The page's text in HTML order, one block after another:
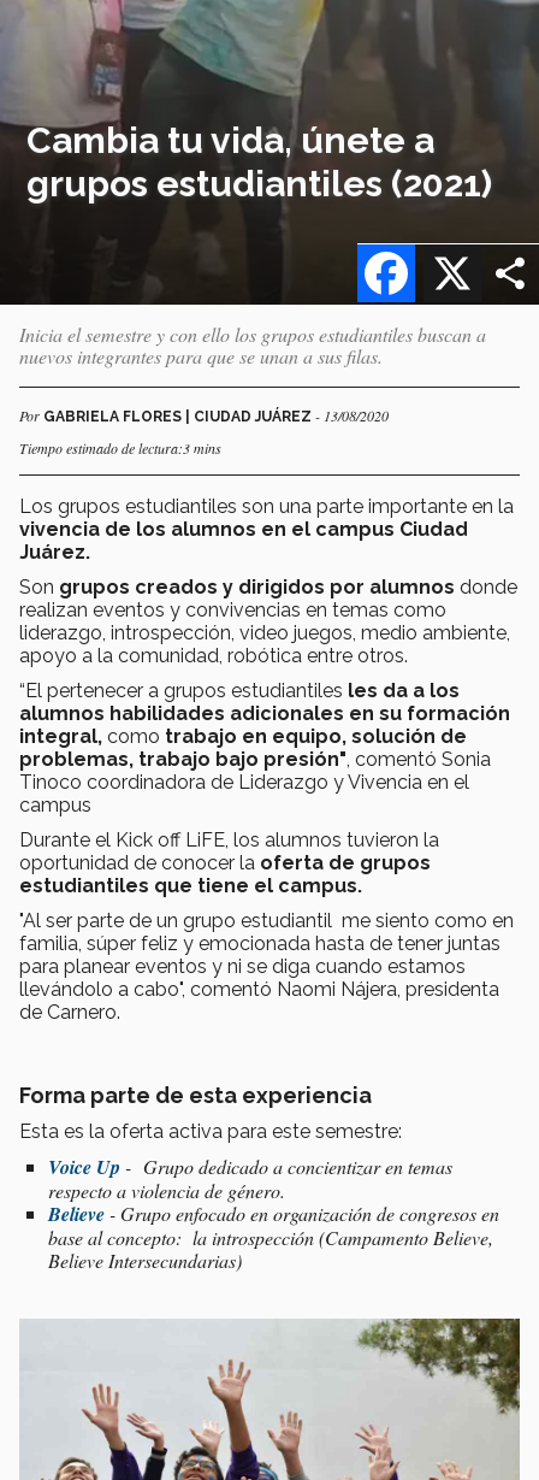
Cambia tu vida, únete a
grupos estudiantiles (2021)
X
Facebook
Inicia el semestre y con ello los grupos estudiantiles buscan a
nuevos integrantes para que se unan a sus filas.
Por GABRIELA FLORES | CIUDAD JUÁREZ - 13/08/2020
Tiempo estimado de lectura:3 mins
​Los grupos estudiantiles son una parte importante en la
vivencia de los alumnos en el campus Ciudad
Juárez.
Son grupos creados y dirigidos por alumnos donde
realizan eventos y convivencias en temas como
liderazgo, introspección, video juegos, medio ambiente,
apoyo a la comunidad, robótica entre otros.
“El pertenecer a grupos estudiantiles les da a los
alumnos habilidades adicionales en su formación
integral, como trabajo en equipo, solución de
problemas, trabajo bajo presión" , comentó Sonia
Tinoco coordinadora de Liderazgo y Vivencia en el
campus
Durante el Kick off LiFE, los alumnos tuvieron la
oportunidad de conocer la oferta de grupos
estudiantiles que tiene el campus.
"Al ser parte de un grupo estudiantil me siento como en
familia, súper feliz y emocionada hasta de tener juntas
para planear eventos y ni se diga cuando estamos
llevándolo a cabo", comentó Naomi Nájera, presidenta
de Carnero.
Forma parte de esta experiencia
Esta es la oferta activa para este semestre:
Voice Up - Grupo dedicado a concientizar en temas
respecto a violencia de género.
Believe- Grupo enfocado en organización de congresos en
base al concepto: la introspección (Campamento Believe,
Believe Intersecundarias)